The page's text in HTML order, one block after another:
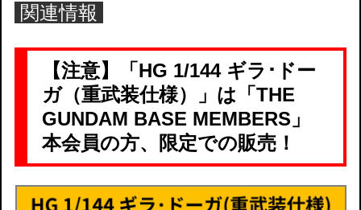
関連情報
【注意】「HG 1/144 ギラ･ドー
ガ（重武装仕様）」は「THE
GUNDAM BASE MEMBERS」
本会員の方、限定での販売！